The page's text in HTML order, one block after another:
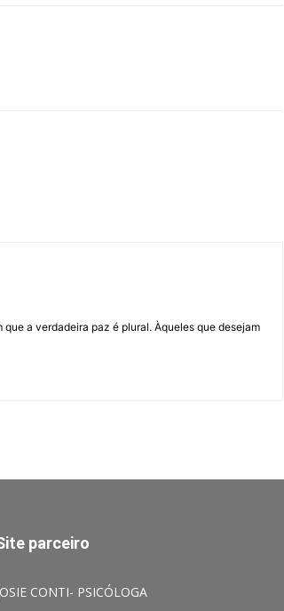
a verdadeira paz é plural. Àqueles que desejam
parceiro
CONTI- PSICÓLOGA